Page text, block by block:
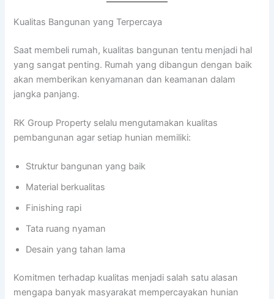
Kualitas Bangunan yang Terpercaya
Saat membeli rumah, kualitas bangunan tentu menjadi hal
yang sangat penting. Rumah yang dibangun dengan baik
akan memberikan kenyamanan dan keamanan dalam
jangka panjang.
RK Group Property selalu mengutamakan kualitas
pembangunan agar setiap hunian memiliki:
Struktur bangunan yang baik
Material berkualitas
Finishing rapi
Tata ruang nyaman
Desain yang tahan lama
Komitmen terhadap kualitas menjadi salah satu alasan
mengapa banyak masyarakat mempercayakan hunian